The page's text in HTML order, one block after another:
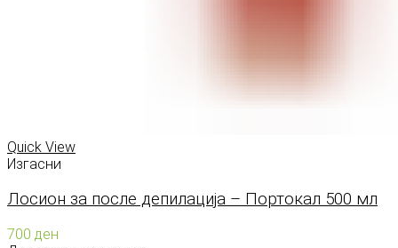
Quick View
Изгасни
Лосион за после депилација – Портокал 500 мл
700 ден